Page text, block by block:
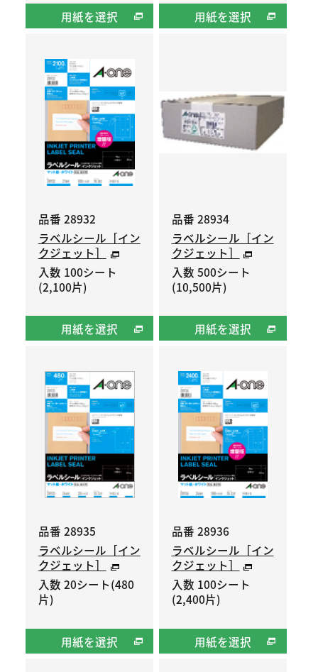
用紙を選択 用紙を選択
品番 28932
ラベルシール［イン
クジェット］
入数 100シート
(2,100片)
用紙を選択
品番 28934
ラベルシール［イン
クジェット］
入数 500シート
(10,500片)
用紙を選択
品番 28935
ラベルシール［イン
クジェット］
入数 20シート(480
片)
用紙を選択
品番 28936
ラベルシール［イン
クジェット］
入数 100シート
(2,400片)
用紙を選択